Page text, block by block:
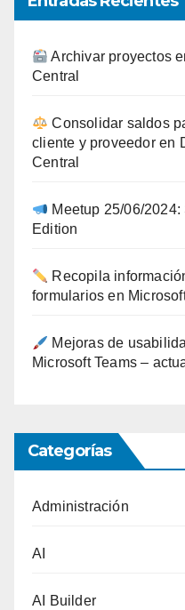
Archivar proyectos
Central
Consolidar saldos
cliente y proveedor en
Central
Meetup 25/06/
Edition
Recopila
formularios en
Mejoras de
Microsoft Teams –
Categorías
Administración
AI
AI Builder